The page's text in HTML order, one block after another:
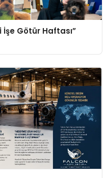
İşe Götür Haftası”